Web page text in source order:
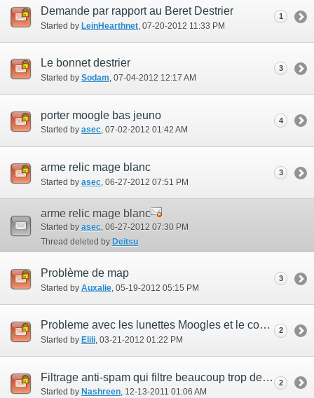
Demande par rapport au Beret Destrier
Started by LeinHearthnet ‎, 07-20-2012 11:33 PM
1
Le bonnet destrier
Started by Sodam‎, 07-04-2012 12:17 AM
3
porter moogle bas jeuno
Started by asec‎, 07-02-2012 01:42 AM
4
arme relic mage blanc
Started by asec ‎, 06-27-2012 07:51 PM
3
arme relic mage blanc
Started by asec‎, 06-27-2012 07:30 PM
Thread deleted by Deitsu
Problème de map
Started by Auxalie ‎, 05-19-2012 05:15 PM
3
Probleme avec les lunettes Moogles et le compagnon d'aventure
Started by Elili‎, 03-21-2012 01:22 PM
2
Filtrage anti-spam qui filtre beaucoup trop de mots en français
Started by Nashreen‎, 12-13-2011 01:06 AM
2